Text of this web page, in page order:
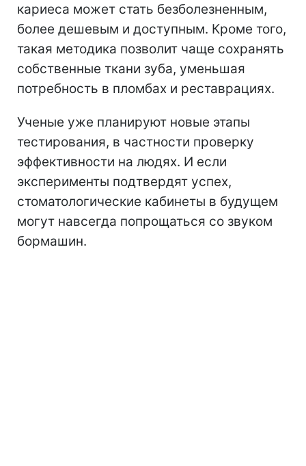
кариеса может стать безболезненным,
более дешевым и доступным. Кроме того,
такая методика позволит чаще сохранять
собственные ткани зуба, уменьшая
потребность в пломбах и реставрациях.
Ученые уже планируют новые этапы
тестирования, в частности проверку
эффективности на людях. И если
эксперименты подтвердят успех,
стоматологические кабинеты в будущем
могут навсегда попрощаться со звуком
бормашин.